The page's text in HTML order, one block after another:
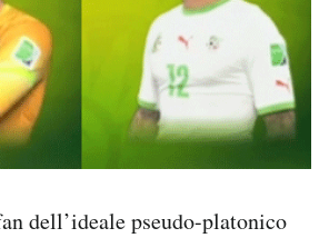
dell’ideale pseudo-platonico